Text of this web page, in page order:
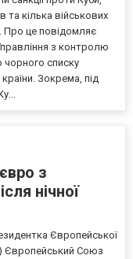
та кілька військових
Про це повідомляє
з контролю
чорного списку
Зокрема, під
з
нічної
Європейської
Європейський Союз